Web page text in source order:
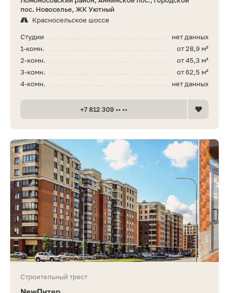
пос. Новоселье, ЖК Уютный
Красносельское шоссе
нет данных
Студии
от 28,9 м²
1-комн.
от 45,3 м²
2-комн.
от 62,5 м²
3-комн.
нет данных
4-комн.
+7 812 309 •• ••
Строительный трест